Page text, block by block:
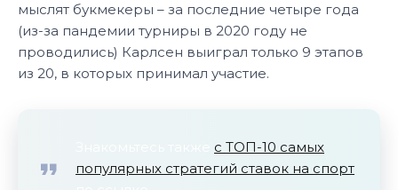
мыслят букмекеры – за последние четыре года
(из-за пандемии турниры в 2020 году не
проводились) Карлсен выиграл только 9 этапов
из 20, в которых принимал участие.
с ТОП-10 самых
популярных стратегий ставок на спорт